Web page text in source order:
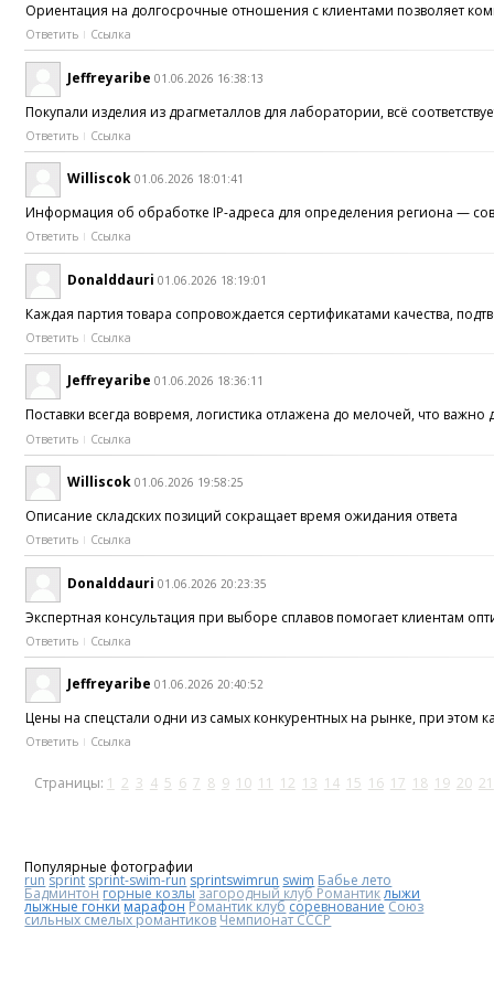
Ориентация на долгосрочные отношения с клиентами позволяет
Ответить Ссылка
Jeffreyaribe 01.06.2026 16:38:13
Покупали изделия из драгметаллов для лаборатории, всё
Ответить Ссылка
Williscok 01.06.2026 18:01:41
Информация об обработке IP-адреса для определения региона —
Ответить Ссылка
Donalddauri 01.06.2026 18:19:01
Каждая партия товара сопровождается сертификатами качества,
Ответить Ссылка
Jeffreyaribe 01.06.2026 18:36:11
Поставки всегда вовремя, логистика отлажена до мелочей, что
Ответить Ссылка
Williscok 01.06.2026 19:58:25
Описание складских позиций сокращает время ожидания ответа
Ответить Ссылка
Donalddauri 01.06.2026 20:23:35
Экспертная консультация при выборе сплавов помогает клиентам
Ответить Ссылка
Jeffreyaribe 01.06.2026 20:40:52
Цены на спецстали одни из самых конкурентных на рынке, при этом
Ответить Ссылка
Страницы: 1 2 3 4 5 6 7 8 9 10 11 12 13 14 15 16 17 18 19 20 21
Популярные фотографии
run sprint sprint-swim-run sprintswimrun swim Бабье лето
Бадминтонгорные козлы загородный клуб Романтиклыжи
лыжные гонки марафонРомантик клубсоревнованиеСоюз
сильных смелых романтиковЧемпионат СССР